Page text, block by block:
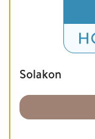
Solakon